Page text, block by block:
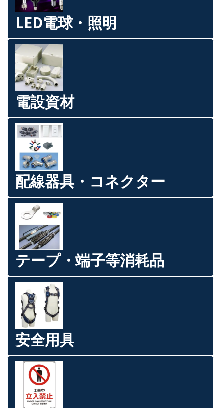
LED電球・照明
電設資材
配線器具・コネクター
テープ・端子等消耗品
安全用具